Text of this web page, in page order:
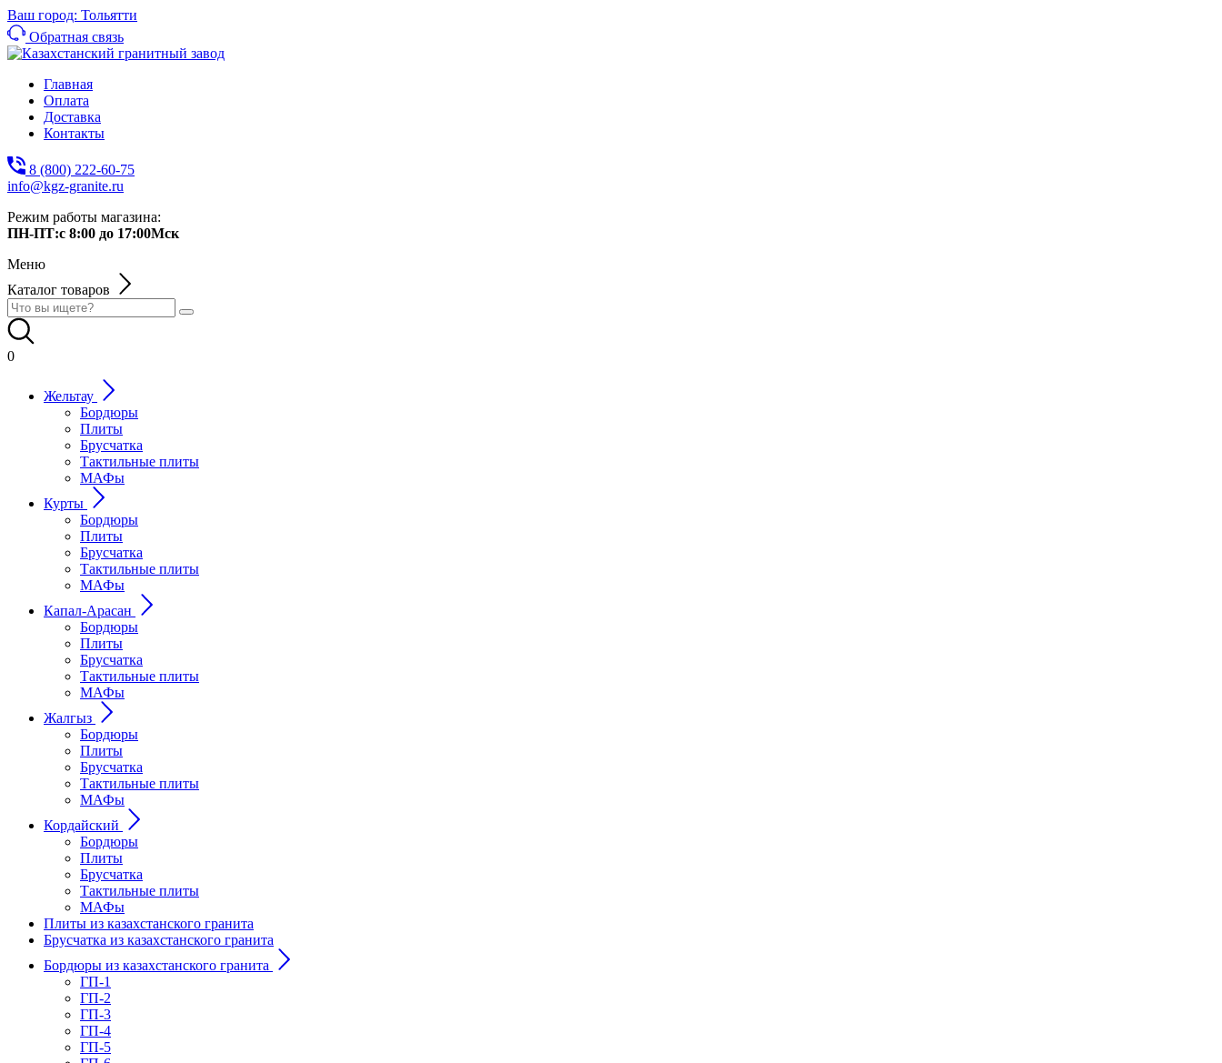
Ваш город: Тольятти
Обратная связь
Главная
Оплата
Доставка
Контакты
8 (800) 222-60-75
info@kgz-granite.ru
Режим работы магазина:
ПН-ПТ:с 8:00 до 17:00Мск
Меню
Каталог товаров
0
Жельтау
Бордюры
Плиты
Брусчатка
Тактильные плиты
МАФы
Курты
Бордюры
Плиты
Брусчатка
Тактильные плиты
МАФы
Капал-Арасан
Бордюры
Плиты
Брусчатка
Тактильные плиты
МАФы
Жалгыз
Бордюры
Плиты
Брусчатка
Тактильные плиты
МАФы
Кордайский
Бордюры
Плиты
Брусчатка
Тактильные плиты
МАФы
Плиты из казахстанского гранита
Брусчатка из казахстанского гранита
Бордюры из казахстанского гранита
ГП-1
ГП-2
ГП-3
ГП-4
ГП-5